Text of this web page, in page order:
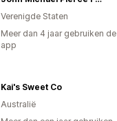
Verenigde Staten
Meer dan 4 jaar gebruiken de
app
Kai's Sweet Co
Australië